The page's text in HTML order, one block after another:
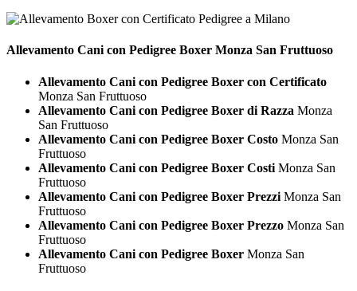
Allevamento Cani con Pedigree Boxer Monza San Fruttuoso
Allevamento Cani con Pedigree Boxer con Certificato
Monza San Fruttuoso
Allevamento Cani con Pedigree Boxer di Razza Monza
San Fruttuoso
Allevamento Cani con Pedigree Boxer Costo Monza San
Fruttuoso
Allevamento Cani con Pedigree Boxer Costi Monza San
Fruttuoso
Allevamento Cani con Pedigree Boxer Prezzi Monza San
Fruttuoso
Allevamento Cani con Pedigree Boxer Prezzo Monza San
Fruttuoso
Allevamento Cani con Pedigree Boxer Monza San
Fruttuoso